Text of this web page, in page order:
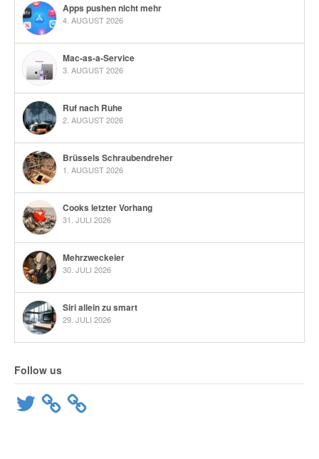
Apps pushen nicht mehr
4. AUGUST 2026
Mac-as-a-Service
3. AUGUST 2026
Ruf nach Ruhe
2. AUGUST 2026
Brüssels Schraubendreher
1. AUGUST 2026
Cooks letzter Vorhang
31. JULI 2026
Mehrzweckeier
30. JULI 2026
Siri allein zu smart
29. JULI 2026
Follow us
Twitter